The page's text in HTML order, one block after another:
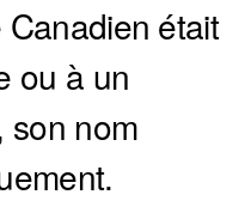
était
ou à un
son nom